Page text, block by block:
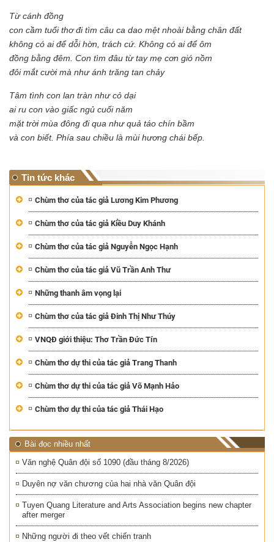
Từ cánh đồng
con cầm tuổi thơ đi tìm câu ca dao mệt nhoài bằng chân đất
không có ai để dỗi hờn, trách cứ. Không có ai để ôm
đồng bằng đêm. Con tìm đâu từ tay mẹ cơn gió nồm
đôi mắt cười mà như ánh trăng tan chảy
Tâm tình con lan tràn như cỏ dại
ai ru con vào giấc ngủ cuối năm
mặt trời mùa đông đi qua như quả táo chín bầm
và con biết. Phía sau chiều là mùi hương chái bếp.
Tin tức khác
Chùm thơ của tác giả Lương Kim Phương
Chùm thơ của tác giả Kiều Duy Khánh
Chùm thơ của tác giả Nguyễn Ngọc Hạnh
Chùm thơ của tác giả Vũ Trần Anh Thư
Những thanh âm vọng lại
Chùm thơ của tác giả Đinh Thị Như Thúy
VNQĐ giới thiệu: Thơ Trần Đức Tín
Chùm thơ dự thi của tác giả Trang Thanh
Chùm thơ dự thi của tác giả Võ Mạnh Hảo
Chùm thơ dự thi của tác giả Thái Hạo
Bài đọc nhiều nhất
Văn nghệ Quân đội số 1090 (đầu tháng 8/2026)
Duyên nợ văn chương của hai nhà văn Quân đội
Tuyen Quang Literature and Arts Association begins new chapter
after merger
Những người đi theo vết chiến tranh